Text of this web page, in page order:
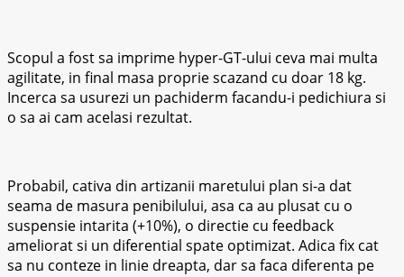
Scopul a fost sa imprime hyper-GT-ului ceva mai multa
agilitate, in final masa proprie scazand cu doar 18 kg.
Incerca sa usurezi un pachiderm facandu-i pedichiura si
o sa ai cam acelasi rezultat.
Probabil, cativa din artizanii maretului plan si-a dat
seama de masura penibilului, asa ca au plusat cu o
suspensie intarita (+10%), o directie cu feedback
ameliorat si un diferential spate optimizat. Adica fix cat
sa nu conteze in linie dreapta, dar sa faca diferenta pe